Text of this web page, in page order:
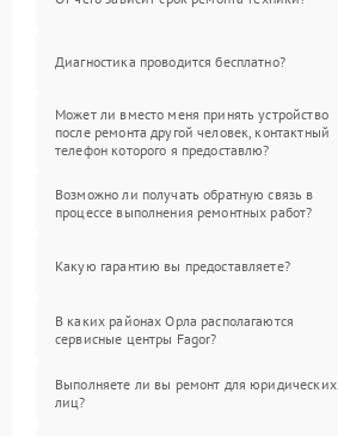
Диагностика проводится бесплатно?
Может ли вместо меня принять устройство
после ремонта другой человек, контактный
телефон которого я предоставлю?
Возможно ли получать обратную связь в
процессе выполнения ремонтных работ?
Какую гарантию вы предоставляете?
В каких районах Орла располагаются
сервисные центры Fagor?
Выполняете ли вы ремонт для юридических
лиц?